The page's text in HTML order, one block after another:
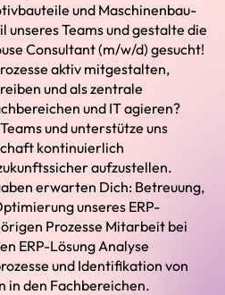
und Maschinenbau-
unseres Teams und gestalte die
Consultant (m/w/d) gesucht!
aktiv mitgestalten,
und als zentrale
und IT agieren?
und unterstütze uns
kontinuierlich
aufzustellen.
erwarten Dich: Betreuung,
unseres ERP-
Prozesse Mitarbeit bei
ERP-Lösung Analyse
und Identifikation von
in den Fachbereichen.